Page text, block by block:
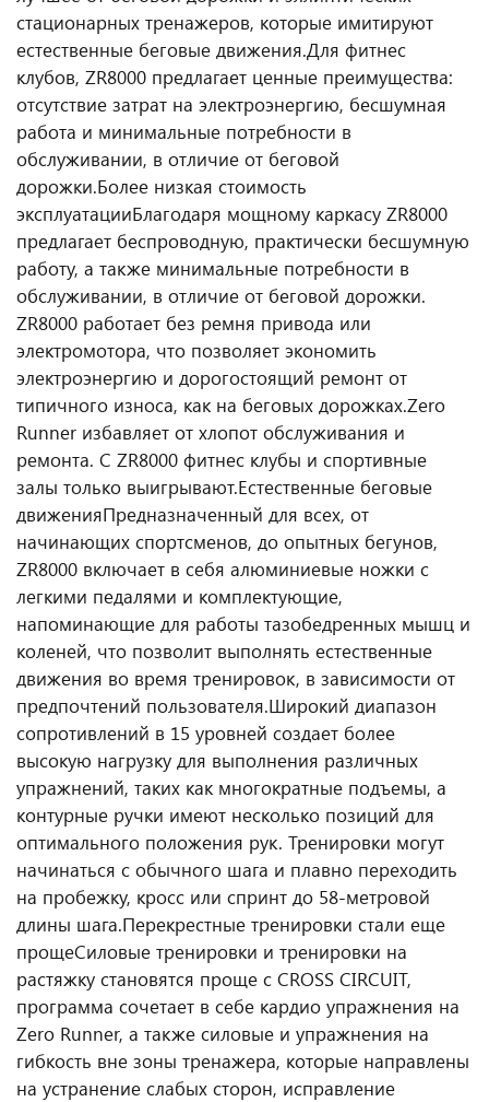
стационарных тренажеров, которые имитируют
естественные беговые движения.Для фитнес
клубов, ZR8000 предлагает ценные преимущества:
отсутствие затрат на электроэнергию, бесшумная
работа и минимальные потребности в
обслуживании, в отличие от беговой
дорожки.Более низкая стоимость
эксплуатацииБлагодаря мощному каркасу ZR8000
предлагает беспроводную, практически бесшумную
работу, а также минимальные потребности в
обслуживании, в отличие от беговой дорожки.
ZR8000 работает без ремня привода или
электромотора, что позволяет экономить
электроэнергию и дорогостоящий ремонт от
типичного износа, как на беговых дорожках.Zero
Runner избавляет от хлопот обслуживания и
ремонта. С ZR8000 фитнес клубы и спортивные
залы только выигрывают.Естественные беговые
движенияПредназначенный для всех, от
начинающих спортсменов, до опытных бегунов,
ZR8000 включает в себя алюминиевые ножки с
легкими педалями и комплектующие,
напоминающие для работы тазобедренных мышц и
коленей, что позволит выполнять естественные
движения во время тренировок, в зависимости от
предпочтений пользователя.Широкий диапазон
сопротивлений в 15 уровней создает более
высокую нагрузку для выполнения различных
упражнений, таких как многократные подъемы, а
контурные ручки имеют несколько позиций для
оптимального положения рук. Тренировки могут
начинаться с обычного шага и плавно переходить
на пробежку, кросс или спринт до 58-метровой
длины шага.Перекрестные тренировки стали еще
прощеСиловые тренировки и тренировки на
растяжку становятся проще с CROSS CIRCUIT,
программа сочетает в себе кардио упражнения на
Zero Runner, а также силовые и упражнения на
гибкость вне зоны тренажера, которые направлены
на устранение слабых сторон, исправление